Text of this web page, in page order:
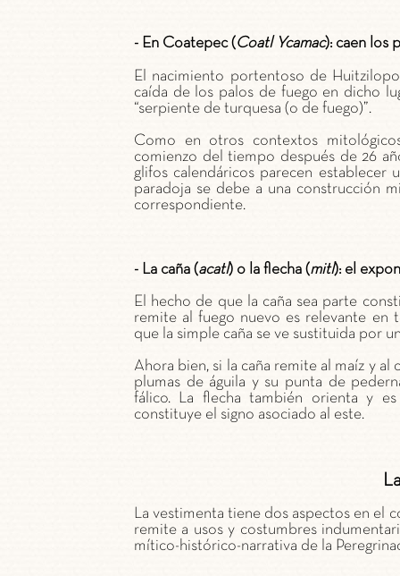
- En Coatepec (Coatl Ycamac): caen los
El nacimiento portentoso de
caída de los palos de fuego en dicho
“serpiente de turquesa (o de fuego)”.
Como en otros contextos
comienzo del tiempo después de 26
glifos calendáricos parecen establecer
paradoja se debe a una construcción
correspondiente.
- La caña (acatl) o la flecha (mitl): el
El hecho de que la caña sea parte
remite al fuego nuevo es relevante en
que la simple caña se ve sustituida por
Ahora bien, si la caña remite al maíz y al
plumas de águila y su punta de
fálico. La flecha también orienta y
constituye el signo asociado al este.
La vestimenta tiene dos aspectos en el
remite a usos y costumbres
mítico-histórico-narrativa de la